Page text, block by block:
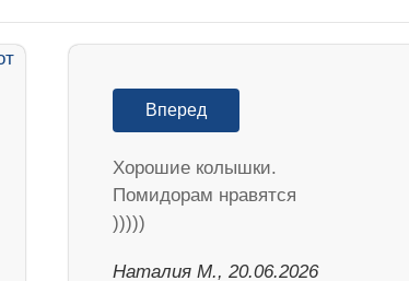
Вперед
Хорошие колышки.
Помидорам нравятся
)))))
Наталия М., 20.06.2026